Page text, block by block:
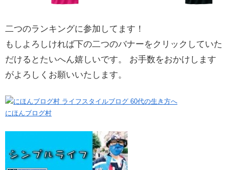
二つのランキングに参加してます！
もしよろしければ下の二つのバナーをクリックしていた
だけるとたいへん嬉しいです。 お手数をおかけします
がよろしくお願いいたします。
にほんブログ村